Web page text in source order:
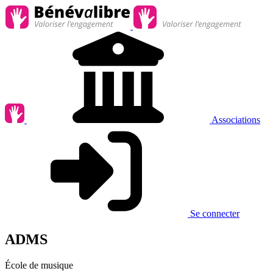
Associations
Se connecter
ADMS
École de musique